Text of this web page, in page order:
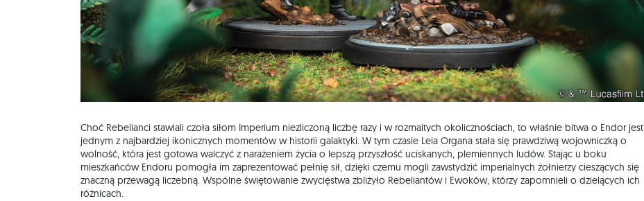
Choć Rebelianci stawiali czoła siłom Imperium niezliczoną liczbę razy i w rozmaitych okolicznościach, to właśnie bitwa o Endor jest
jednym z najbardziej ikonicznych momentów w historii galaktyki. W tym czasie Leia Organa stała się prawdziwą wojowniczką o
wolność, która jest gotowa walczyć z narażeniem życia o lepszą przyszłość uciskanych, plemiennych ludów. Stając u boku
mieszkańców Endoru pomogła im zaprezentować pełnię sił, dzięki czemu mogli zawstydzić imperialnych żołnierzy cieszących się
znaczną przewagą liczebną. Wspólne świętowanie zwycięstwa zbliżyło Rebeliantów i Ewoków, którzy zapomnieli o dzielących ich
różnicach.